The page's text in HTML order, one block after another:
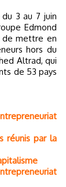
3 au 7 juin
Edmond
de mettre en
hors du
Altrad, qui
de 53 pays
réunis par la